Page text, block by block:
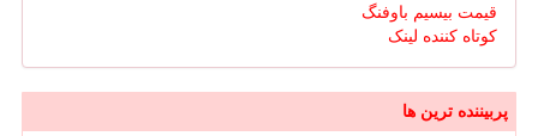
قیمت بیسیم باوفنگ
کوتاه کننده لینک
پربیننده ترین ها